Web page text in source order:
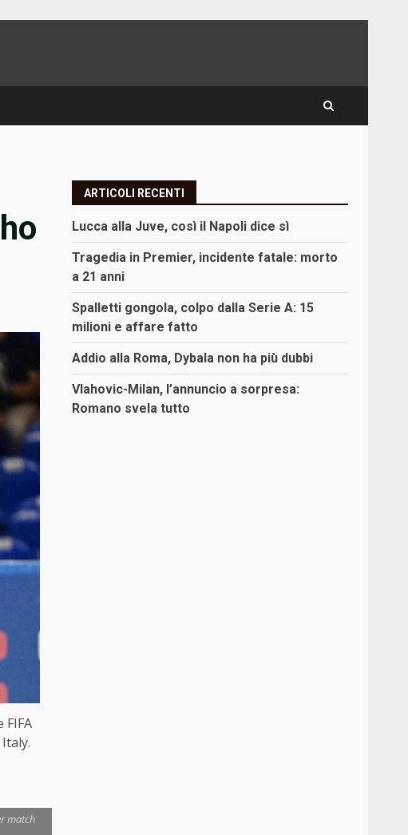
FIFA
match
ARTICOLI RECENTI
Lucca alla Juve, così il Napoli dice sì
Tragedia in Premier, incidente fatale: morto
a 21 anni
Spalletti gongola, colpo dalla Serie A: 15
milioni e affare fatto
Addio alla Roma, Dybala non ha più dubbi
Vlahovic-Milan, l’annuncio a sorpresa:
Romano svela tutto